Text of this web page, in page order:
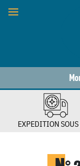
EXPEDITION